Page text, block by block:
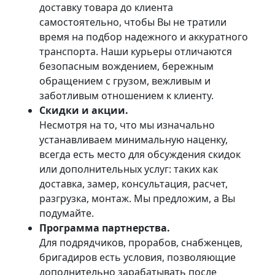
доставку товара до клиента
самостоятельно, чтобы Вы не тратили
время на подбор надежного и аккуратного
транспорта. Наши курьеры отличаются
безопасным вождением, бережным
обращением с грузом, вежливым и
заботливым отношением к клиенту.
Скидки и акции.
Несмотря на то, что мы изначально
устанавливаем минимальную наценку,
всегда есть место для обсуждения скидок
или дополнительных услуг: таких как
доставка, замер, консультация, расчет,
разгрузка, монтаж. Мы предложим, а Вы
подумайте.
Программа партнерства.
Для подрядчиков, прорабов, снабженцев,
бригадиров есть условия, позволяющие
дополнительно зарабатывать после